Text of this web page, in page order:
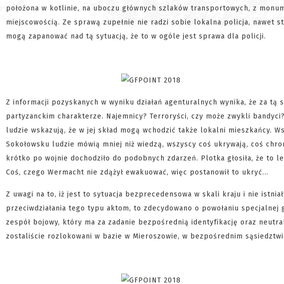
położona w kotlinie, na uboczu głównych szlaków transportowych, z
miejscowością. Ze sprawą zupełnie nie radzi sobie lokalna policja, nawet
mogą zapanować nad tą sytuacją, że to w ogóle jest sprawa dla policji.
Z informacji pozyskanych w wyniku działań agenturalnych wynika, że za
partyzanckim charakterze. Najemnicy? Terroryści, czy może zwykli
ludzie wskazują, że w jej skład mogą wchodzić także lokalni mieszkańcy.
Sokołowsku ludzie mówią mniej niż wiedzą, wszyscy coś ukrywają, coś
krótko po wojnie dochodziło do podobnych zdarzeń. Plotka głosiła, że to
Coś, czego Wermacht nie zdążył ewakuować, więc postanowił to ukryć…
Z uwagi na to, iż jest to sytuacja bezprecedensowa w skali kraju i nie
przeciwdziałania tego typu aktom, to zdecydowano o powołaniu
zespół bojowy, który ma za zadanie bezpośrednią identyfikację oraz
zostaliście rozlokowani w bazie w Mieroszowie, w bezpośrednim